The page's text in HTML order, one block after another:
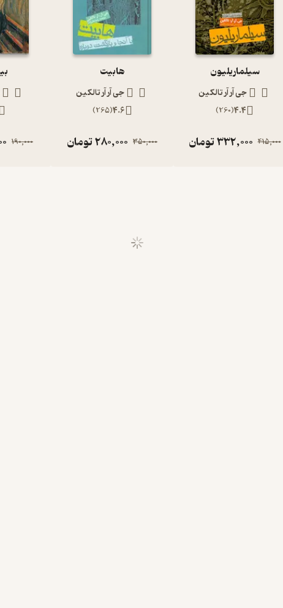
سیلماریلیون
جی آر آر تالکین
4.4
(
260
)
415,000
332,000تومان
هابیت
جی آر آر تالکین
4.6
(
265
)
350,000
280,000تومان 190,000